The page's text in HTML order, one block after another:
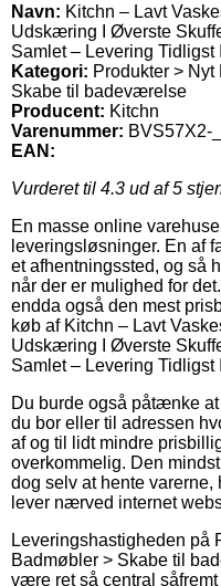
Navn: Kitchn – Lavt
Udskæring I Øverste
Samlet – Levering Tidligst
Kategori: Produkter >
Skabe til badeværelse
Producent: Kitchn
Varenummer: BVS57X2-
EAN:
Vurderet til 4.3 ud af 5
En masse online
leveringsløsninger. En af
et afhentningssted, og så
når der er mulighed for
endda også den mest
køb af Kitchn – Lavt
Udskæring I Øverste
Samlet – Levering Tidligst
Du burde også påtænke
du bor eller til adressen
af og til lidt mindre
overkommelig. Den
dog selv at hente varerne,
lever nærved internet
Leveringshastigheden på
Badmøbler > Skabe til
være ret så central